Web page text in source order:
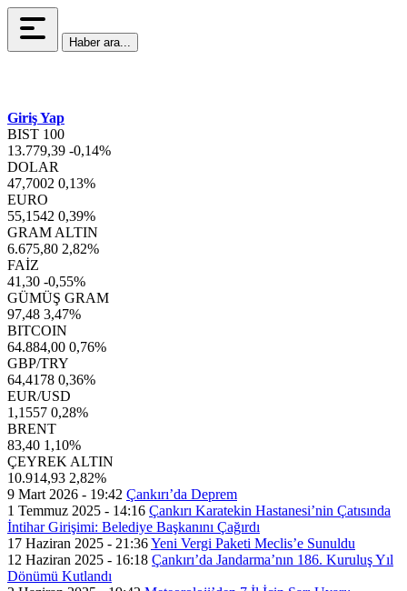
Haber ara...
Giriş Yap
BIST 100
13.779,39 -0,14%
DOLAR
47,7002 0,13%
EURO
55,1542 0,39%
GRAM ALTIN
6.675,80 2,82%
FAİZ
41,30 -0,55%
GÜMÜŞ GRAM
97,48 3,47%
BITCOIN
64.884,00 0,76%
GBP/TRY
64,4178 0,36%
EUR/USD
1,1557 0,28%
BRENT
83,40 1,10%
ÇEYREK ALTIN
10.914,93 2,82%
9 Mart 2026 - 19:42 Çankırı’da Deprem
1 Temmuz 2025 - 14:16 Çankırı Karatekin Hastanesi’nin Çatısında
İntihar Girişimi: Belediye Başkanını Çağırdı
17 Haziran 2025 - 21:36Yeni Vergi Paketi Meclis’e Sunuldu
12 Haziran 2025 - 16:18 Çankırı’da Jandarma’nın 186. Kuruluş Yıl
Dönümü Kutlandı